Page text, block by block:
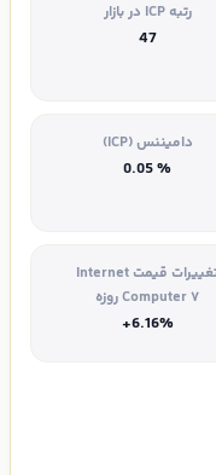
رتبه ICP در بازار
47
دامیننس (ICP)
% 0.05
تغییرات قیمت Internet
Computer ۷ روزه
+6.16%